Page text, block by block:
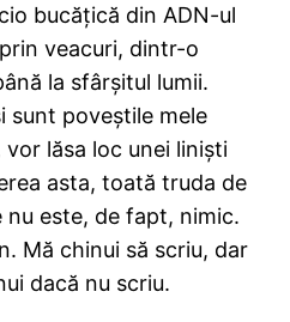
bucățică din ADN-ul
veacuri, dintr-o
la sfârșitul lumii.
sunt poveștile mele
lăsa loc unei liniști
asta, toată truda de
nu este, de fapt, nimic.
Mă chinui să scriu, dar
dacă nu scriu.